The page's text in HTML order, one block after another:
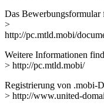
Das
>
http://pc.mtld.mobi/
Weitere Informationen
> http://pc.mtld.mobi/
Registrierung von .mobi-
> http://www.united-